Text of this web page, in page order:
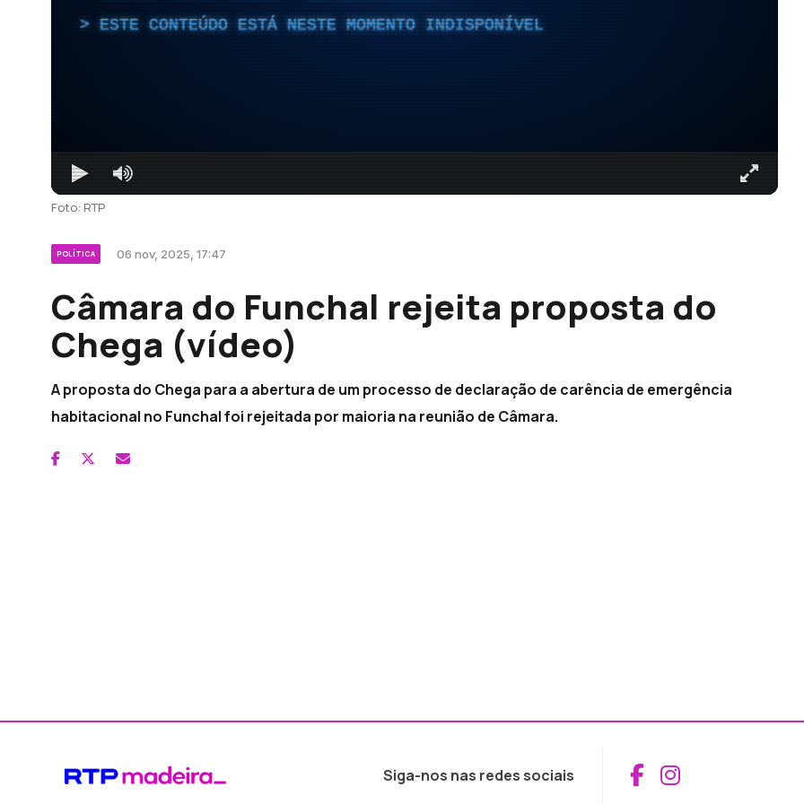
ESTE CONTEÚDO ESTÁ NESTE MOMENTO INDISPONÍVEL
Foto: RTP
POLÍTICA 06 nov, 2025, 17:47
Câmara do Funchal rejeita proposta do
Chega (vídeo)
A proposta do Chega para a abertura de um processo de declaração de carência de emergência
habitacional no Funchal foi rejeitada por maioria na reunião de Câmara.
Siga-nos nas redes sociais Aceder ao
Aceder ao